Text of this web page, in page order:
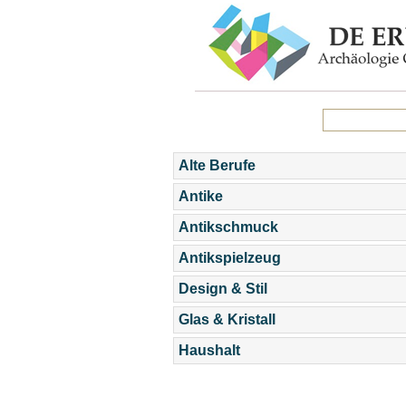
Alte Berufe
Antike
Antikschmuck
Antikspielzeug
Design & Stil
Glas & Kristall
Haushalt